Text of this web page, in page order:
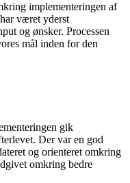
implementeringen af
været yderst
og ønsker. Processen
mål inden for den
gik
Der var en god
og orienteret omkring
omkring bedre